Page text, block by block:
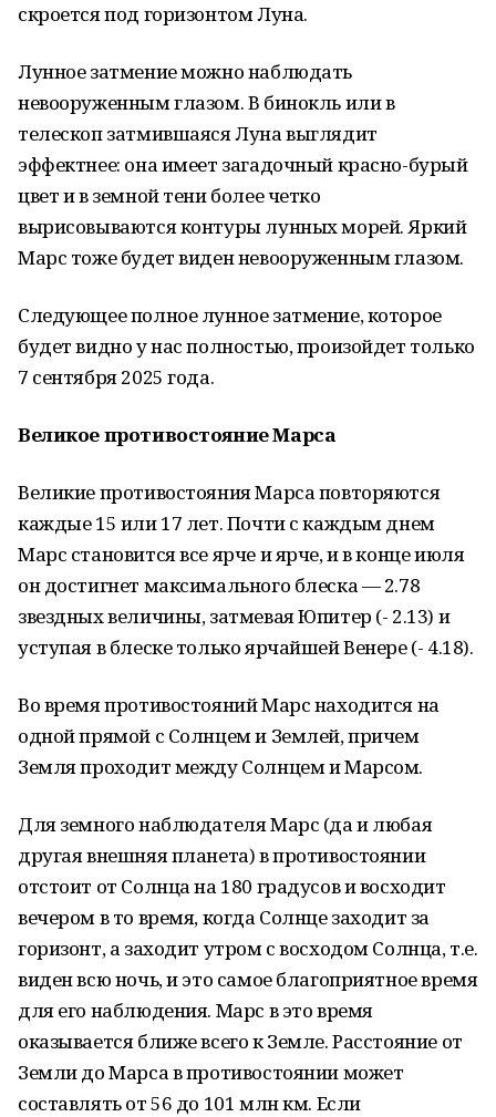
скроется под горизонтом Луна.
Лунное затмение можно наблюдать
невооруженным глазом. В бинокль или в
телескоп затмившаяся Луна выглядит
эффектнее: она имеет загадочный красно-бурый
цвет и в земной тени более четко
вырисовываются контуры лунных морей. Яркий
Марс тоже будет виден невооруженным глазом.
Следующее полное лунное затмение, которое
будет видно у нас полностью, произойдет только
7 сентября 2025 года.
Великое противостояние Марса
Великие противостояния Марса повторяются
каждые 15 или 17 лет. Почти с каждым днем
Марс становится все ярче и ярче, и в конце июля
он достигнет максимального блеска — 2.78
звездных величины, затмевая Юпитер (- 2.13) и
уступая в блеске только ярчайшей Венере (- 4.18).
Во время противостояний Марс находится на
одной прямой с Солнцем и Землей, причем
Земля проходит между Солнцем и Марсом.
Для земного наблюдателя Марс (да и любая
другая внешняя планета) в противостоянии
отстоит от Солнца на 180 градусов и восходит
вечером в то время, когда Солнце заходит за
горизонт, а заходит утром с восходом Солнца, т.е.
виден всю ночь, и это самое благоприятное время
для его наблюдения. Марс в это время
оказывается ближе всего к Земле. Расстояние от
Земли до Марса в противостоянии может
составлять от 56 до 101 млн км. Если